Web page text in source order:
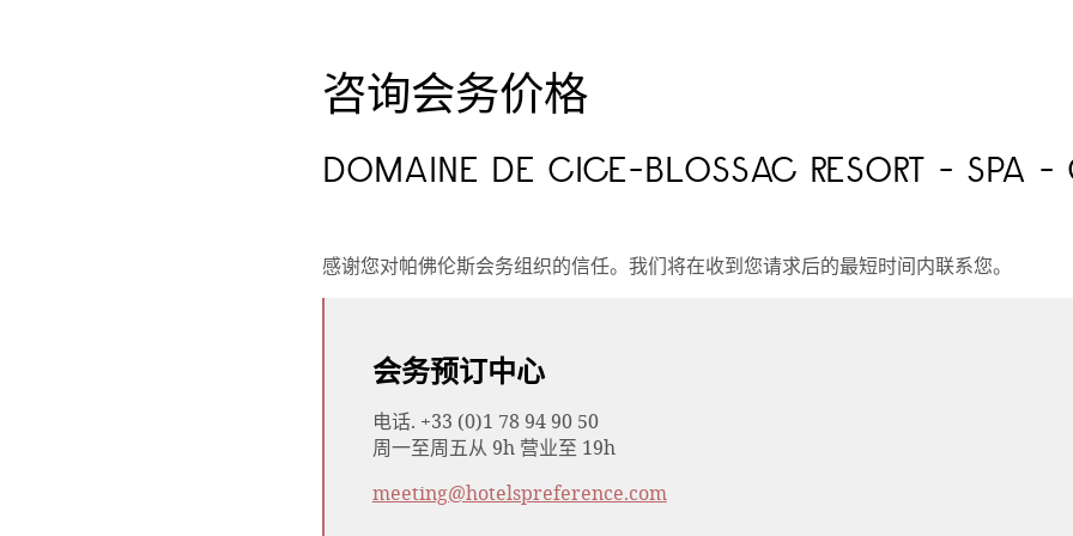
咨询会务价格
DOMAINE DE CICE-BLOSSAC RESORT - SPA -
感谢您对帕佛伦斯会务组织的信任。我们将在收到您请求后的最短时间内联系您。
会务预订中心
电话. +33 (0)1 78 94 90 50
周一至周五从 9h 营业至 19h
meeting@hotelspreference.com